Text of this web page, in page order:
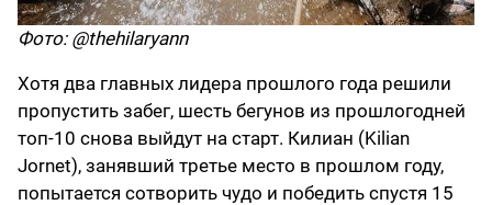
Фото: @thehilaryann
Хотя два главных лидера прошлого года решили
пропустить забег, шесть бегунов из прошлогодней
топ-10 снова выйдут на старт. Килиан (Kilian
Jornet), занявший третье место в прошлом году,
попытается сотворить чудо и победить спустя 15